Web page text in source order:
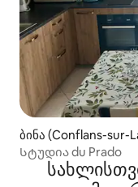
ბინა (Conflans-sur-
Სტუდია du Prado